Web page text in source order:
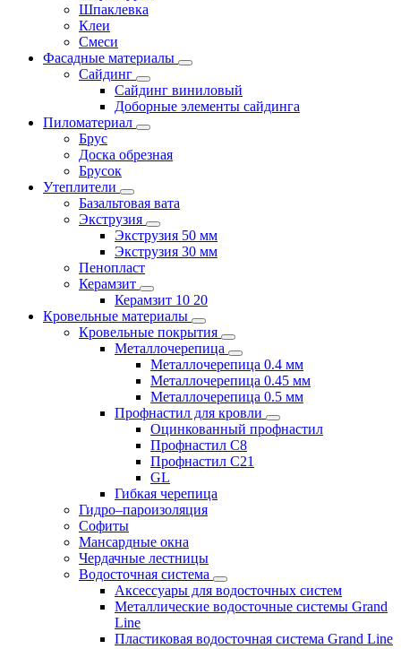
Шпаклевка
Клеи
Смеси
Фасадные материалы
Сайдинг
Сайдинг виниловый
Доборные элементы сайдинга
Пиломатериал
Брус
Доска обрезная
Брусок
Утеплители
Базальтовая вата
Экструзия
Экструзия 50 мм
Экструзия 30 мм
Пенопласт
Керамзит
Керамзит 10 20
Кровельные материалы
Кровельные покрытия
Металлочерепица
Металлочерепица 0.4 мм
Металлочерепица 0.45 мм
Металлочерепица 0.5 мм
Профнастил для кровли
Оцинкованный профнастил
Профнастил С8
Профнастил С21
GL
Гибкая черепица
Гидро–пароизоляция
Софиты
Мансардные окна
Чердачные лестницы
Водосточная система
Аксессуары для водосточных систем
Металлические водосточные системы Grand
Line
Пластиковая водосточная система Grand Line